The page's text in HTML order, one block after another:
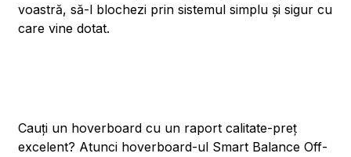
voastră, să-l blochezi prin sistemul simplu și sigur cu
care vine dotat.
Cauți un hoverboard cu un raport calitate-preț
excelent? Atunci hoverboard-ul Smart Balance Off-